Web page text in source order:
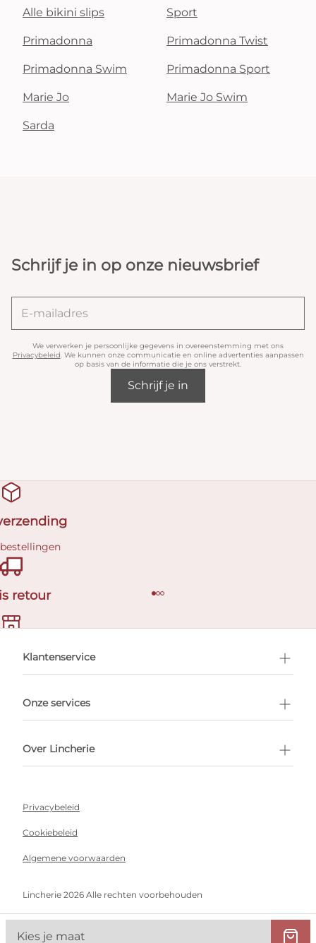
Kies je maat
Alle bikini slips Sport
Primadonna Primadonna Twist
Primadonna Swim Primadonna Sport
Marie Jo Marie Jo Swim
Sarda
Schrijf je in op onze nieuwsbrief
We verwerken je persoonlijke gegevens in overeenstemming met ons
Privacybeleid. We kunnen onze communicatie en online advertenties aanpassen
op basis van de informatie die je ons verstrekt.
Schrijf je in
retour
afspraak
Klantenservice
Onze services
Over Lincherie
Privacybeleid
Cookiebeleid
Algemene voorwaarden
Lincherie 2026 Alle rechten voorbehouden